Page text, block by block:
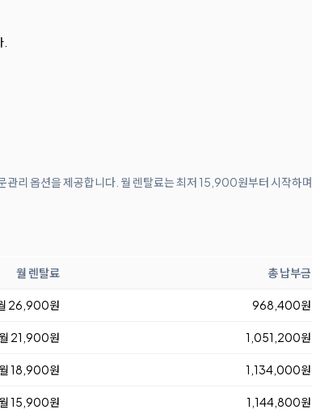
리 옵션을 제공합니다. 월 렌탈료는 최저 15,900원부터 시작하며,
월 렌탈료 총 납부금
26,900원 968,400원
월 21,900원 1,051,200원
월 18,900원 1,134,000원
월 15,900원 1,144,800원